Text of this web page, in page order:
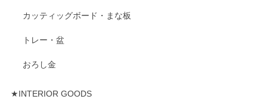
カッティッグボード・まな板
トレー・盆
おろし金
★INTERIOR GOODS